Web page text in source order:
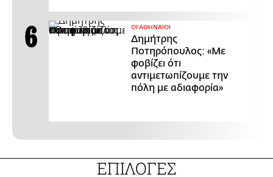
ΟΙ ΑΘΗΝΑΙΟΙ
Δημήτρης
Ποτηρόπουλος: «Με
φοβίζει ότι
αντιμετωπίζουμε την
πόλη με αδιαφορία»
ΕΠΙΛΟΓΕΣ